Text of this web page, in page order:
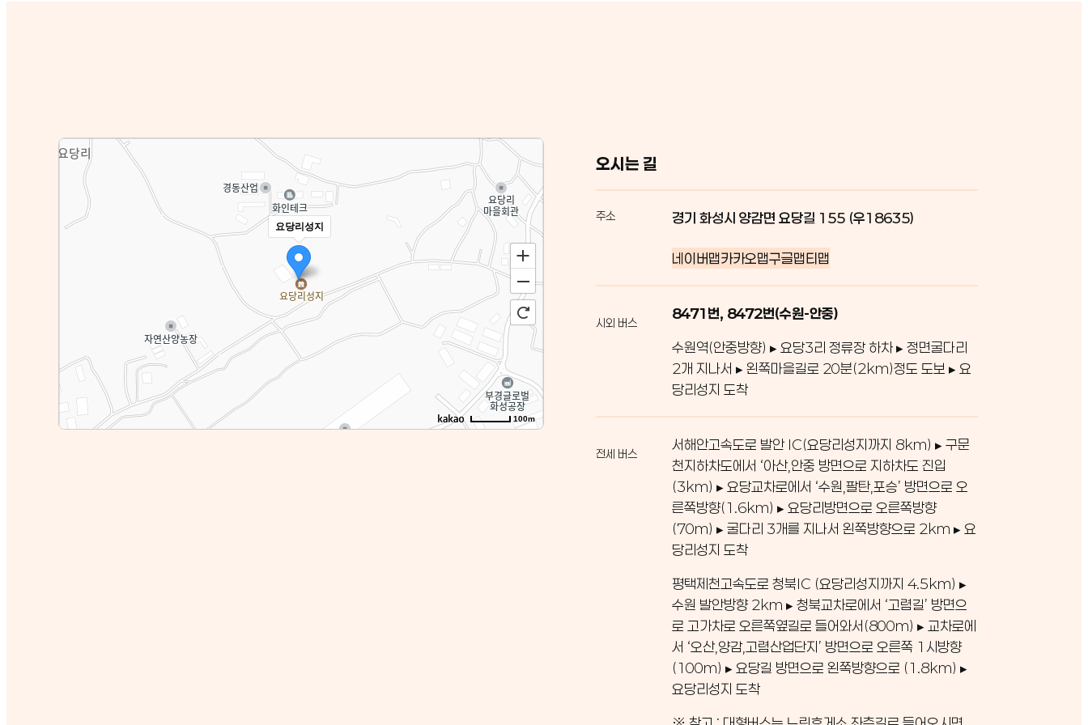
요당리성지
100m
오시는 길
주소 경기 화성시 양감면 요당길 155 (우18635)
네이버맵카카오맵구글맵티맵
시외 버스
8471번, 8472번(수원-안중)
수원역(안중방향) ▸ 요당3리 정류장 하차 ▸ 정면굴다리
2개 지나서 ▸ 왼쪽마을길로 20분(2km)정도 도보 ▸ 요
당리성지 도착
전세 버스
서해안고속도로 발안 IC(요당리성지까지 8km) ▸ 구문
천지하차도에서 ‘아산,안중 방면으로 지하차도 진입
(3km) ▸ 요당교차로에서 ‘수원,팔탄,포승’ 방면으로 오
른쪽방향(1.6km) ▸ 요당리방면으로 오른쪽방향
(70m) ▸ 굴다리 3개를 지나서 왼쪽방향으로 2km ▸ 요
당리성지 도착
평택제천고속도로 청북IC (요당리성지까지 4.5km) ▸
수원 발안방향 2km ▸ 청북교차로에서 ‘고렴길’ 방면으
로 고가차로 오른쪽옆길로 들어와서(800m) ▸ 교차로에
서 ‘오산,양감,고렴산업단지’ 방면으로 오른쪽 1시방향
(100m) ▸ 요당길 방면으로 왼쪽방향으로 (1.8km) ▸
요당리성지 도착